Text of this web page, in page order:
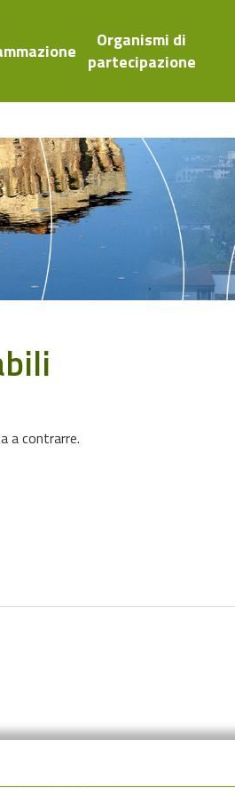
Organismi di
partecipazione
a contrarre.
Policy Contatti